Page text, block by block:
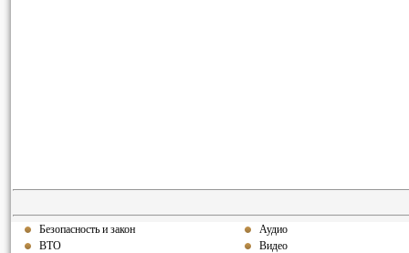
Безопасность и закон
ВТО
Аудио
Видео